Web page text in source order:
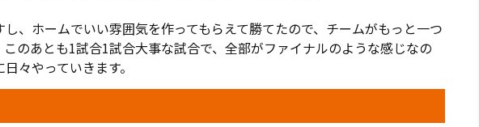
、ホームでいい雰囲気を作ってもらえて勝てたので、チームがもっと一つ
のあとも1試合1試合大事な試合で、全部がファイナルのような感じなの
々やっていきます。